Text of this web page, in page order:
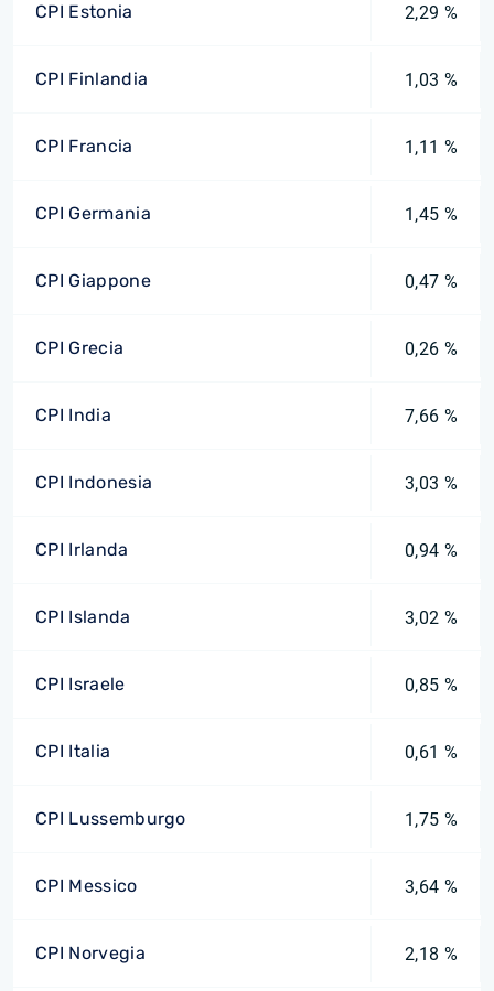
CPI Estonia 2,29 %
CPI Finlandia 1,03 %
CPI Francia 1,11 %
CPI Germania 1,45 %
CPI Giappone 0,47 %
CPI Grecia 0,26 %
CPI India 7,66 %
CPI Indonesia 3,03 %
CPI Irlanda 0,94 %
CPI Islanda 3,02 %
CPI Israele 0,85 %
CPI Italia 0,61 %
CPI Lussemburgo 1,75 %
CPI Messico 3,64 %
CPI Norvegia 2,18 %